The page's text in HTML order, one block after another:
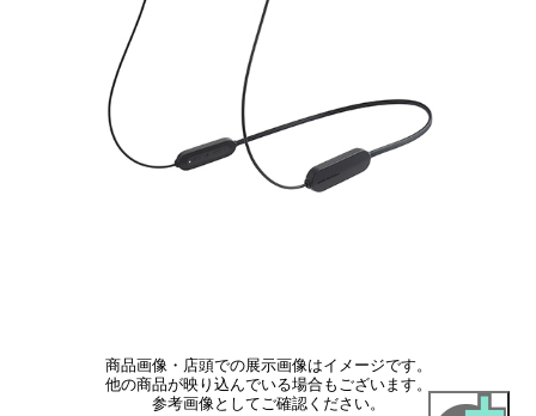
商品画像・店頭での展示画像はイメージです。
他の商品が映り込んでいる場合もございます。
参考画像としてご確認ください。